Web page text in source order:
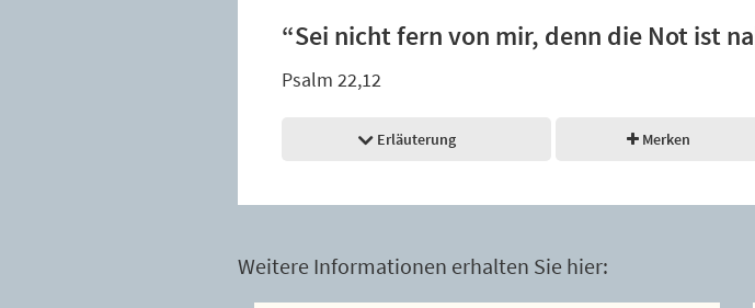
“Sei nicht fern von mir, denn die Not ist
Psalm 22,12
Erläuterung Merken
Weitere Informationen erhalten Sie hier: